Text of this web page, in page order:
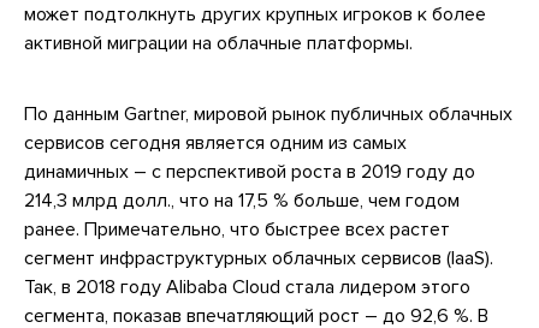
может подтолкнуть других крупных игроков к более
активной миграции на облачные платформы.
По данным Gartner, мировой рынок публичных облачных
сервисов сегодня является одним из самых
динамичных – с перспективой роста в 2019 году до
214,3 млрд долл., что на 17,5 % больше, чем годом
ранее. Примечательно, что быстрее всех растет
сегмент инфраструктурных облачных сервисов (IaaS).
Так, в 2018 году Alibaba Cloud стала лидером этого
сегмента, показав впечатляющий рост – до 92,6 %. В